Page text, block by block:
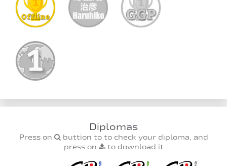
Diplomas
Press on
buttion to to check your diploma, and
press on
to download it